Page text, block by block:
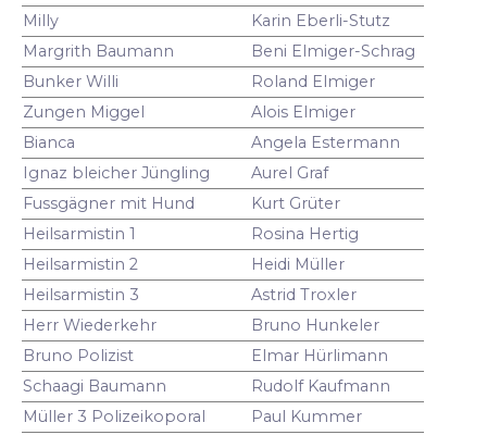
Milly
Karin Eberli-Stutz
Margrith Baumann
Beni Elmiger-Schrag
Bunker Willi
Roland Elmiger
Zungen Miggel
Alois Elmiger
Bianca
Angela Estermann
Ignaz bleicher Jüngling
Aurel Graf
Fussgägner mit Hund
Kurt Grüter
Heilsarmistin 1
Rosina Hertig
Heilsarmistin 2
Heidi Müller
Heilsarmistin 3
Astrid Troxler
Herr Wiederkehr
Bruno Hunkeler
Bruno Polizist
Elmar Hürlimann
Schaagi Baumann
Rudolf Kaufmann
Müller 3 Polizeikoporal
Paul Kummer